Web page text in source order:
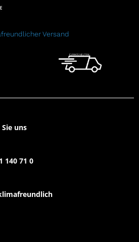
Versand
uns
140 71 0